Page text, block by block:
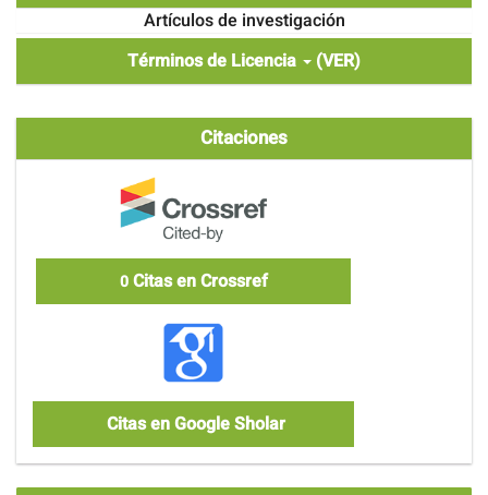
Artículos de investigación
Términos de Licencia
(VER)
Citaciones
0Citas en Crossref
Citas en Google Sholar